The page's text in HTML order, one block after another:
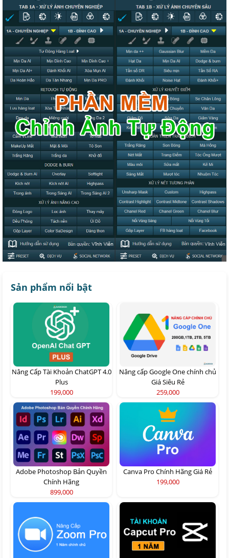
Sản phẩm nổi bật
Nâng Cấp Tài Khoản ChatGPT 4.0
Plus
199,000
Nâng cấp Google One chính chủ
Giá Siêu Rẻ
259,000
Adobe Photoshop Bản Quyền
Chính Hãng
899,000
Canva Pro Chính Hãng Giá Rẻ
199,000